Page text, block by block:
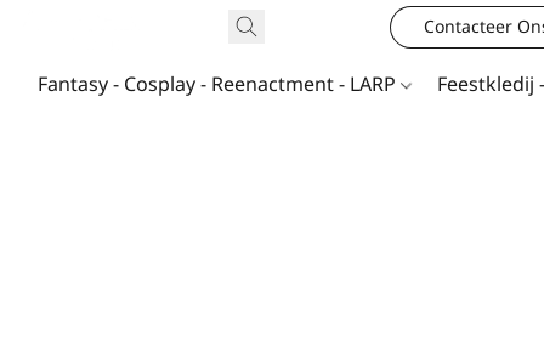
Contacteer
Fantasy - Cosplay - Reenactment - LARP Feestkledij